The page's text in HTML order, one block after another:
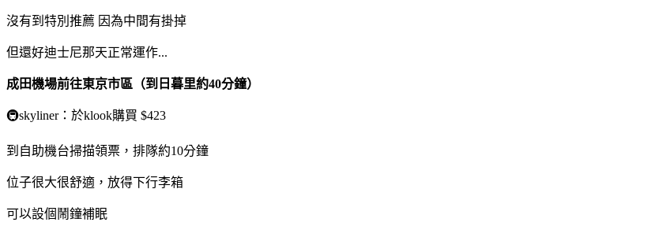
沒有到特別推薦 因為中間有掛掉
但還好迪士尼那天正常運作...
成田機場前往東京市區（到日暮里約40分鐘）
🚇skyliner：於klook購買 $423
到自助機台掃描領票，排隊約10分鐘
位子很大很舒適，放得下行李箱
可以設個鬧鐘補眠